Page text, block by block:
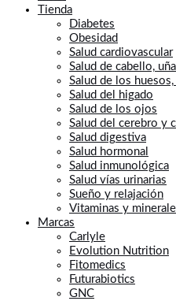
Tienda
Diabetes
Obesidad
Salud cardiovascular
Salud de cabello,
Salud de los
Salud del higado
Salud de los ojos
Salud del cerebro y
Salud digestiva
Salud hormonal
Salud inmunológica
Salud vías urinarias
Sueño y relajación
Vitaminas y
Marcas
Carlyle
Evolution Nutrition
Fitomedics
Futurabiotics
GNC